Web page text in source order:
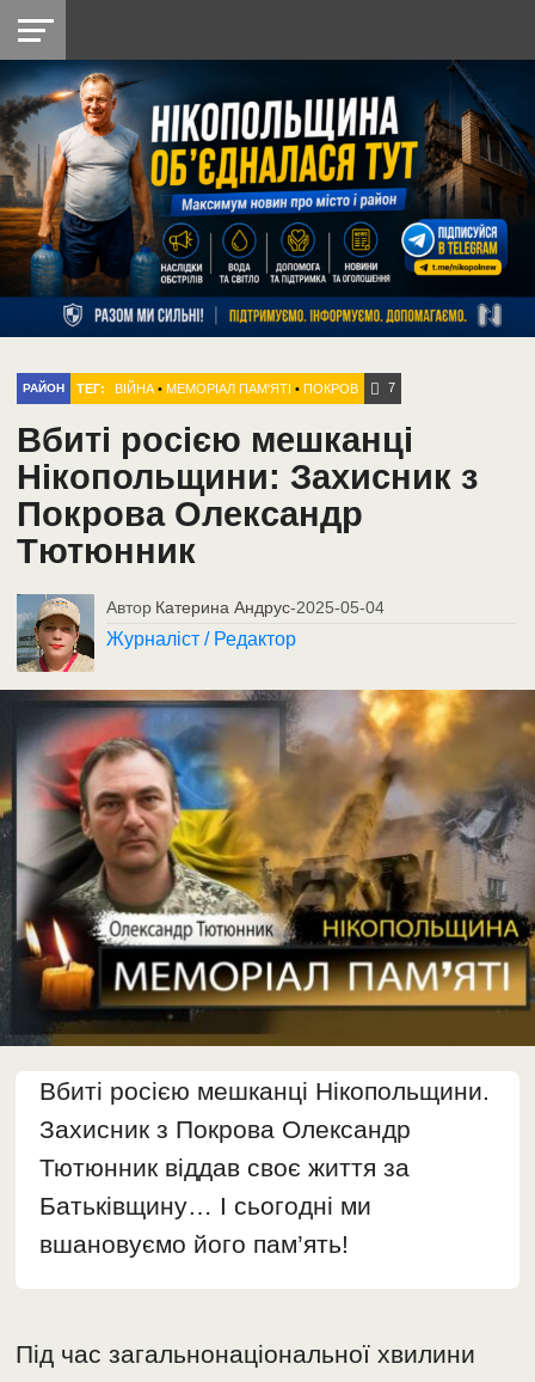
НІКОПОЛЬ
РАЙОН
СІЧЕСЛАВСЬКА
УКРАЇНА
РЕТРО
НІКОПОЛЬ
ЛАЙТ
УКРАЇНА
ДОПОМОГА
РАДІО
РАЙОН ТЕГ: ВІЙНА •МЕМОРІАЛ ПАМ'ЯТІ •ПОКРОВ 7
Вбиті росією мешканці
Нікопольщини: Захисник з
Покрова Олександр
Тютюнник
Автор Катерина Андрус-2025-05-04
Журналіст / Редактор
Вбиті росією мешканці Нікопольщини.
Захисник з Покрова Олександр
Тютюнник віддав своє життя за
Батьківщину… І сьогодні ми
вшановуємо його пам’ять!
Під час загальнонаціональної хвилини